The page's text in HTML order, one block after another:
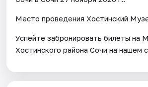
Место проведения Хостинский
Успейте забронировать билеты на
Хостинского района Сочи на нашем